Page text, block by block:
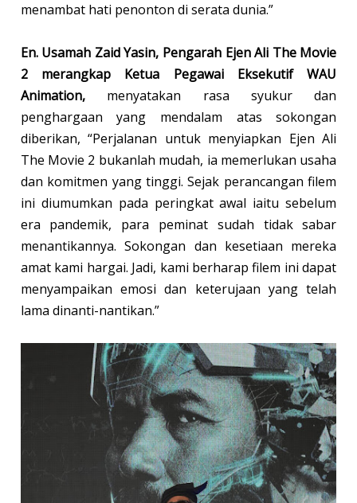
menambat hati penonton di serata dunia.”
En. Usamah Zaid Yasin, Pengarah Ejen Ali The Movie
2 merangkap Ketua Pegawai Eksekutif WAU
Animation,menyatakan rasa syukur dan
penghargaan yang mendalam atas sokongan
diberikan, “Perjalanan untuk menyiapkan Ejen Ali
The Movie 2 bukanlah mudah, ia memerlukan usaha
dan komitmen yang tinggi. Sejak perancangan filem
ini diumumkan pada peringkat awal iaitu sebelum
era pandemik, para peminat sudah tidak sabar
menantikannya. Sokongan dan kesetiaan mereka
amat kami hargai. Jadi, kami berharap filem ini dapat
menyampaikan emosi dan keterujaan yang telah
lama dinanti-nantikan.”